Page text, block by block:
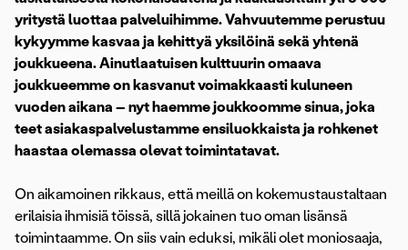
yritystä luottaa palveluihimme. Vahvuutemme perustuu
kykyymme kasvaa ja kehittyä yksilöinä sekä yhtenä
joukkueena. Ainutlaatuisen kulttuurin omaava
joukkueemme on kasvanut voimakkaasti kuluneen
vuoden aikana – nyt haemme joukkoomme sinua, joka
teet asiakaspalvelustamme ensiluokkaista ja rohkenet
haastaa olemassa olevat toimintatavat.
On aikamoinen rikkaus, että meillä on kokemustaustaltaan
erilaisia ihmisiä töissä, sillä jokainen tuo oman lisänsä
toimintaamme. On siis vain eduksi, mikäli olet moniosaaja,